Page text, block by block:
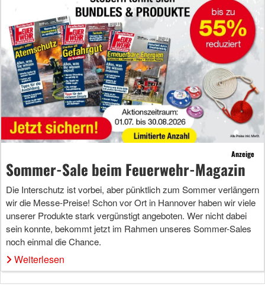
Anzeige
Sommer-Sale beim Feuerwehr-Magazin
Die Interschutz ist vorbei, aber pünktlich zum Sommer verlängern
wir die Messe-Preise! Schon vor Ort in Hannover haben wir viele
unserer Produkte stark vergünstigt angeboten. Wer nicht dabei
sein konnte, bekommt jetzt im Rahmen unseres Sommer-Sales
noch einmal die Chance.
Weiterlesen